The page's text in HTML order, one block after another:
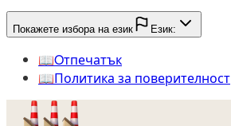
Покажете избора на език Език:
📖️Oтпечатък
📖️Политика за поверителност